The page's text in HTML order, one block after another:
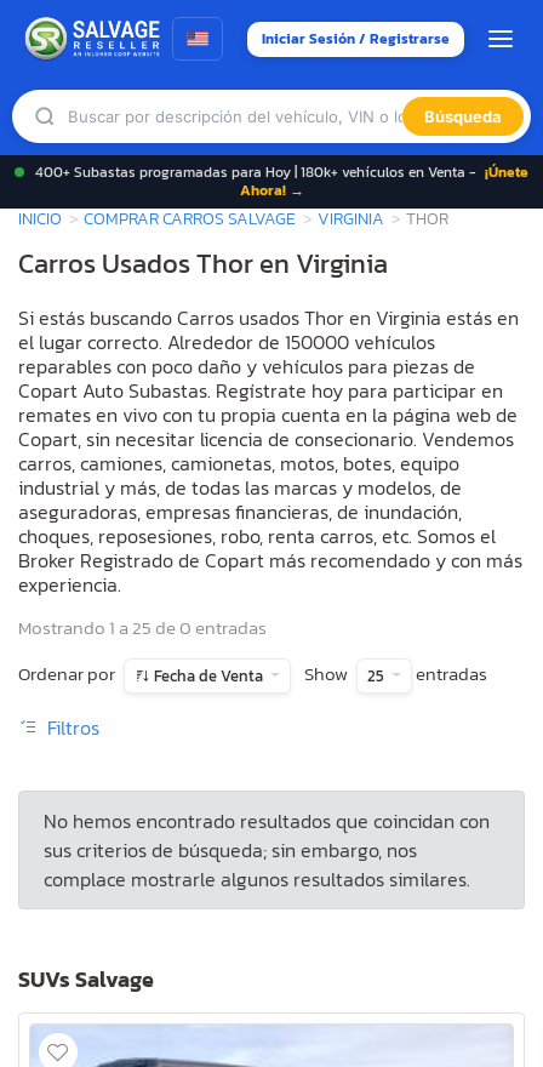
Iniciar Sesión / Registrarse
Búsqueda
400+ Subastas programadas para Hoy | 180k+ vehículos en Venta - ¡Únete
Ahora! →
INICIO COMPRAR CARROS SALVAGE VIRGINIA THOR
Carros Usados Thor en Virginia
Si estás buscando Carros usados Thor en Virginia estás en
el lugar correcto. Alrededor de 150000 vehículos
reparables con poco daño y vehículos para piezas de
Copart Auto Subastas. Regístrate hoy para participar en
remates en vivo con tu propia cuenta en la página web de
Copart, sin necesitar licencia de consecionario. Vendemos
carros, camiones, camionetas, motos, botes, equipo
industrial y más, de todas las marcas y modelos, de
aseguradoras, empresas financieras, de inundación,
choques, reposesiones, robo, renta carros, etc. Somos el
Broker Registrado de Copart más recomendado y con más
experiencia.
Mostrando 1 a 25 de 0 entradas
Ordenar por
Fecha de Venta Show 25 entradas
Filtros
No hemos encontrado resultados que coincidan con
sus criterios de búsqueda; sin embargo, nos
complace mostrarle algunos resultados similares.
SUVs Salvage